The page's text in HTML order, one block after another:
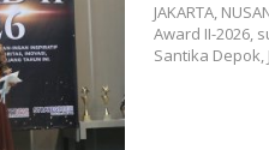
JAKARTA,
Award II-2026,
Santika Depok,